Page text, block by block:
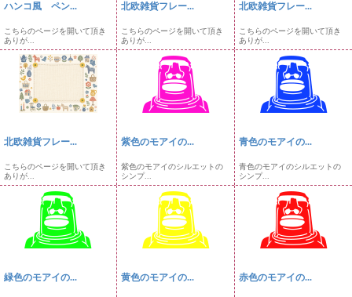
ハンコ風 ペン...
こちらのページを開いて頂き
ありが...
北欧雑貨フレー...
こちらのページを開いて頂き
ありが...
北欧雑貨フレー...
こちらのページを開いて頂き
ありが...
北欧雑貨フレー...
こちらのページを開いて頂き
ありが...
紫色のモアイの...
紫色のモアイのシルエットの
シンプ...
青色のモアイの...
青色のモアイのシルエットの
シンプ...
緑色のモアイの... 黄色のモアイの... 赤色のモアイの...